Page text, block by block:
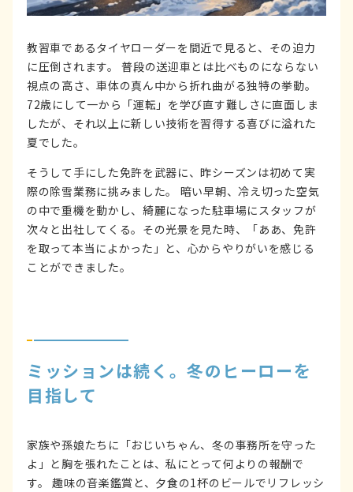
教習車であるタイヤローダーを間近で見ると、その迫力
に圧倒されます。 普段の送迎車とは比べものにならない
視点の高さ、車体の真ん中から折れ曲がる独特の挙動。
72歳にして一から「運転」を学び直す難しさに直面しま
したが、それ以上に新しい技術を習得する喜びに溢れた
夏でした。
そうして手にした免許を武器に、昨シーズンは初めて実
際の除雪業務に挑みました。 暗い早朝、冷え切った空気
の中で重機を動かし、綺麗になった駐車場にスタッフが
次々と出社してくる。その光景を見た時、「ああ、免許
を取って本当によかった」と、心からやりがいを感じる
ことができました。
ミッションは続く。冬のヒーローを
目指して
家族や孫娘たちに「おじいちゃん、冬の事務所を守った
よ」と胸を張れたことは、私にとって何よりの報酬で
す。 趣味の音楽鑑賞と、夕食の1杯のビールでリフレッシ